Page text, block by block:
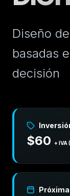
Diseño
basadas
decisión
$60 + IVA